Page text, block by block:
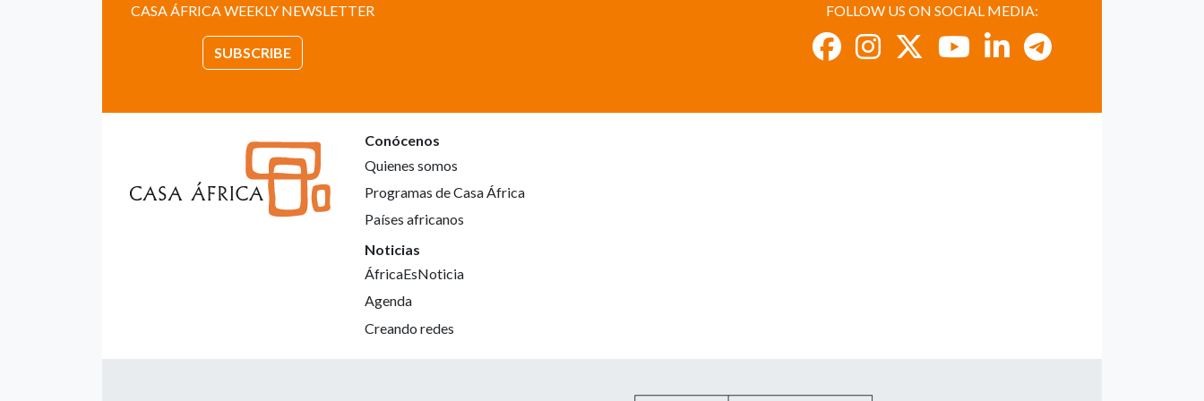
CASA ÁFRICA WEEKLY NEWSLETTER
SUBSCRIBE
FOLLOW US ON SOCIAL MEDIA:
Conócenos
Quienes somos
Programas de Casa África
Países africanos
Noticias
ÁfricaEsNoticia
Agenda
Creando redes